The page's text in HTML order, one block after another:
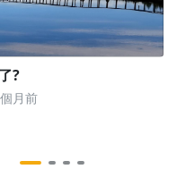
?
月前